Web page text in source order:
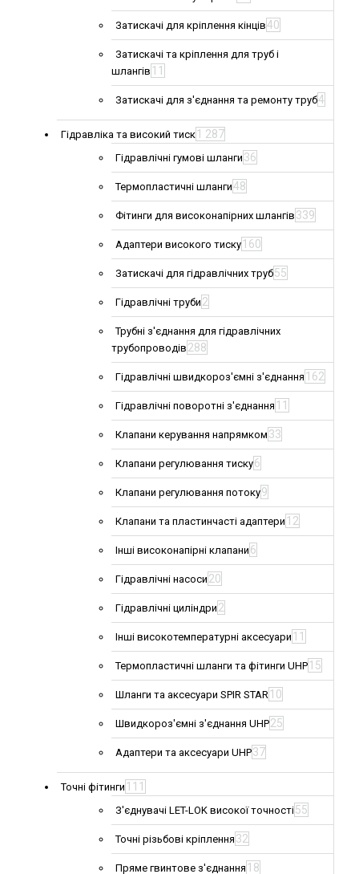
Затискачі для кріплення кінців40
Затискачі та кріплення для труб і
шлангів 11
Затискачі для з'єднання та ремонту труб4
Гідравліка та високий тиск 1 287
Гідравлічні гумові шланги 36
Термопластичні шланги48
Фітинги для високонапірних шлангів 339
Адаптери високого тиску 160
Затискачі для гідравлічних труб55
Гідравлічні труби 2
Трубні з'єднання для гідравлічних
трубопроводів 288
Гідравлічні швидкороз'ємні з'єднання 162
Гідравлічні поворотні з'єднання 11
Клапани керування напрямком 33
Клапани регулювання тиску6
Клапани регулювання потоку9
Клапани та пластинчасті адаптери 12
Інші високонапірні клапани 6
Гідравлічні насоси 20
Гідравлічні циліндри 2
Інші високотемпературні аксесуари 11
Термопластичні шланги та фітинги UHP 15
Шланги та аксесуари SPIR STAR 10
Швидкороз'ємні з'єднання UHP25
Адаптери та аксесуари UHP37
Точні фітинги 111
З'єднувачі LET-LOK високої точності55
Точні різьбові кріплення 32
Пряме гвинтове з'єднання 18